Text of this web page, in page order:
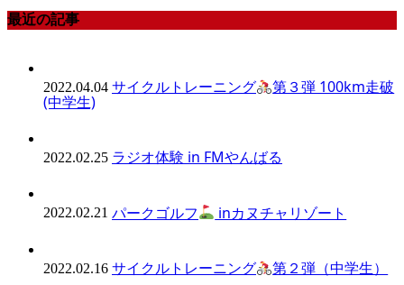
最近の記事
2022.04.04 サイクルトレーニング 第３弾 100km走破
(中学生)
2022.02.25 ラジオ体験 in FMやんばる
2022.02.21 パークゴルフ inカヌチャリゾート
2022.02.16 サイクルトレーニング 第２弾（中学生）